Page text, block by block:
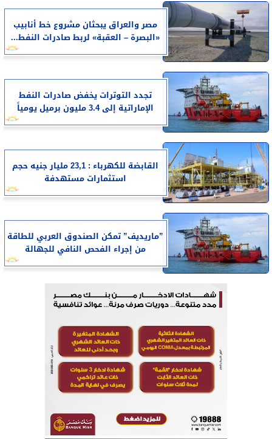
مصر والعراق يبحثان مشروع خط أنابيب
«البصرة – العقبة» لربط صادرات النفط...
تجدد التوترات يخفض صادرات النفط
الإماراتية إلى 3.4 مليون برميل يومياً
القابضة للكهرباء : 23,1 مليار جنيه حجم
استثمارات مستهدفة
”ماريديف” تمكن الصندوق العربي للطاقة
من إجراء الفحص النافي للجهالة